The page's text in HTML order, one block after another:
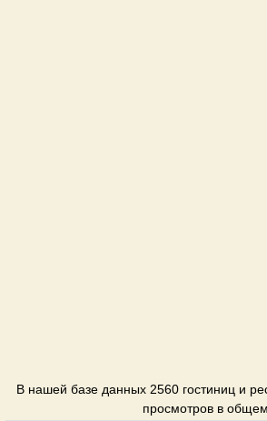
В нашей базе данных 2560 гостиниц и
просмотров в общем.